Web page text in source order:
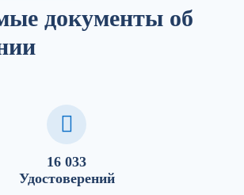
документы об
16 033
Удостоверений